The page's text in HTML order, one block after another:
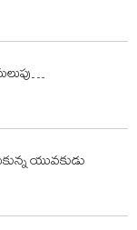
యువ‌కుడు